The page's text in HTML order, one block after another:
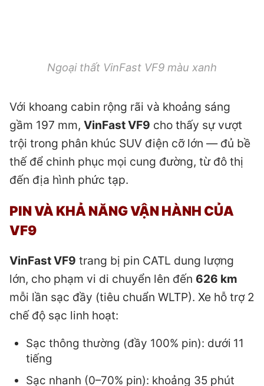
Ngoại thất VinFast VF9 màu xanh
Với khoang cabin rộng rãi và khoảng sáng
gầm 197 mm, VinFast VF9 cho thấy sự vượt
trội trong phân khúc SUV điện cỡ lớn — đủ bề
thế để chinh phục mọi cung đường, từ đô thị
đến địa hình phức tạp.
PIN VÀ KHẢ NĂNG VẬN HÀNH CỦA
VF9
VinFast VF9 trang bị pin CATL dung lượng
lớn, cho phạm vi di chuyển lên đến 626 km
mỗi lần sạc đầy (tiêu chuẩn WLTP). Xe hỗ trợ 2
chế độ sạc linh hoạt:
Sạc thông thường (đầy 100% pin): dưới 11
tiếng
Sạc nhanh (0–70% pin): khoảng 35 phút